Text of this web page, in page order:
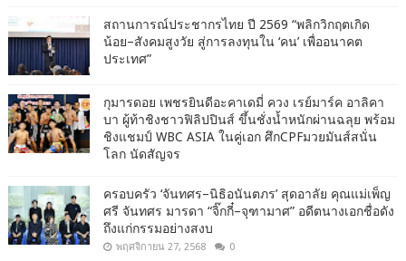
สถานการณ์ประชากรไทย ปี 2569 “พลิกวิกฤตเกิด
น้อย–สังคมสูงวัย สู่การลงทุนใน ‘คน’ เพื่ออนาคต
ประเทศ”
กุมารดอย เพชรยินดีอะคาเดมี่ ควง เรย์มาร์ค อาลิคา
บา ผู้ท้าชิงชาวฟิลิปปินส์ ขึ้นชั่งน้ำหนักผ่านฉลุย พร้อม
ชิงแชมป์ WBC ASIA ในคู่เอก ศึกCPFมวยมันส์สนั่น
โลก นัดสัญจร
ครอบครัว ‘จันทศร–นิธิอนันตภร’ สุดอาลัย คุณแม่เพ็ญ
ศรี จันทศร มารดา “จิ๊กกี๋–จุฑามาศ” อดีตนางเอกชื่อดัง
ถึงแก่กรรมอย่างสงบ
พฤศจิกายน 27, 2568 0